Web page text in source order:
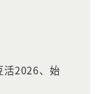
活2026、始